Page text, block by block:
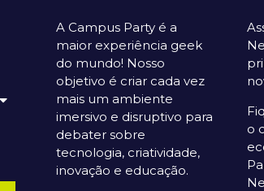
A Campus Party é a
maior experiência geek
do mundo! Nosso
objetivo é criar cada vez
mais um ambiente
imersivo e disruptivo para
debater sobre
tecnologia, criatividade,
inovação e educação.
o